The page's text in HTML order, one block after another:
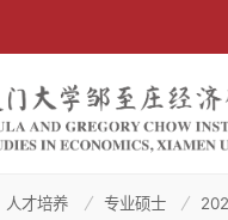
人才培养 专业硕士